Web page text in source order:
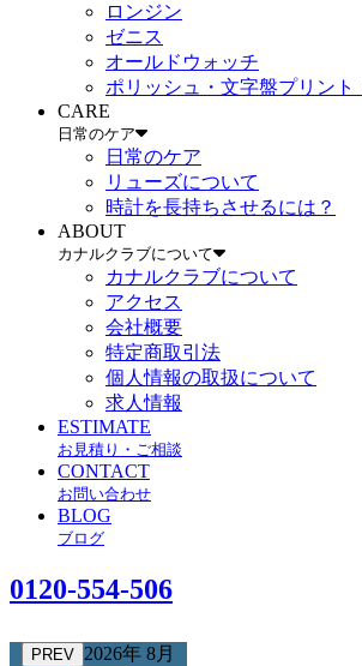
ロンジン
ゼニス
オールドウォッチ
ポリッシュ・文字盤プリント
CARE
日常のケア
日常のケア
リューズについて
時計を長持ちさせるには？
ABOUT
カナルクラブについて
カナルクラブについて
アクセス
会社概要
特定商取引法
個人情報の取扱について
求人情報
ESTIMATE
お見積り・ご相談
CONTACT
お問い合わせ
BLOG
ブログ
0120-554-506
PREV 2026年 8月